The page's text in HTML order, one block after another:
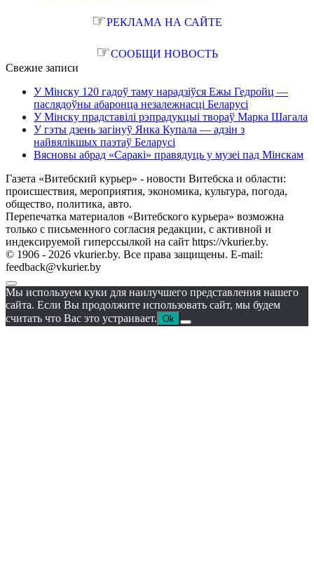
☞РЕКЛАМА НА САЙТЕ
☞СООБЩИ НОВОСТЬ
Свежие записи
У Мінску 120 гадоў таму нарадзіўся Ежы Гедройц —
паслядоўны абаронца незалежнасці Беларусі
У Мінску прадставілі рэпрадукцыі твораў Марка Шагала
У гэты дзень загінуў Янка Купала — адзін з
найвялікшых паэтаў Беларусі
Вясновы абрад «Саракі» правядуць у музеі пад Мінскам
Газета «Витебский курьер» - новости Витебска и области:
происшествия, мероприятия, экономика, культура, погода,
общество, политика, авто.
Перепечатка материалов «Витебского курьера» возможна
только с письменного согласия редакции, с активной и
индексируемой гиперссылкой на сайт https://vkurier.by.
© 1906 - 2026 vkurier.by. Все права защищены. E-mail:
feedback@vkurier.by
Мы используем куки для наилучшего представления нашего
сайта. Если Вы продолжите использовать сайт, мы будем
считать что Вас это устраивает. Ok